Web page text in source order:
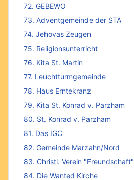
72. GEBEWO
73. Adventgemeinde der STA
74. Jehovas Zeugen
75. Religionsunterricht
76. Kita St. Martin
77. Leuchtturmgemeinde
78. Haus Erntekranz
79. Kita St. Konrad v. Parzham
80. St. Konrad v. Parzham
81. Das IGC
82. Gemeinde Marzahn/Nord
83. Christl. Verein "Freundschaft"
84. Die Wanted Kirche